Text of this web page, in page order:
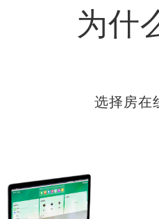
为什
选择房在